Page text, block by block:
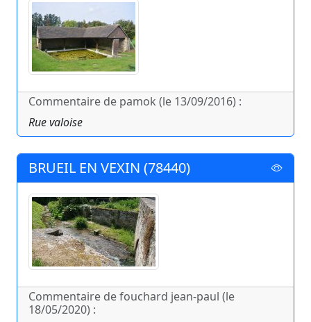
Commentaire de pamok (le 13/09/2016) :
Rue valoise
BRUEIL EN VEXIN (78440)
Commentaire de fouchard jean-paul (le
18/05/2020) :